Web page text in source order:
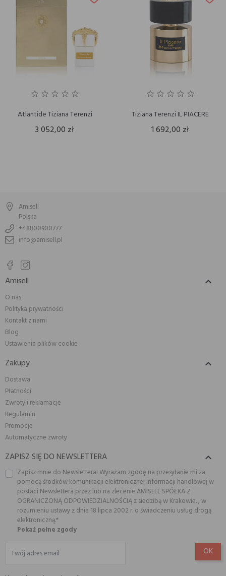
Atlantide Tiziana Terenzi
3 052,00 zł
Tiziana Terenzi IL PIACERE
1 692,00 zł
Amisell
Polska
+48800900777
info@amisell.pl
Amisell 
O nas
Polityka prywatności
Kontakt z nami
Blog
Ustawienia plików cookie
Zakupy 
Dostawa
Płatności
Zwroty i reklamacje
Regulamin
Promocje
Automatyczne zwroty
ZAPISZ SIĘ DO NEWSLETTERA 
Zapisz mnie do Newslettera! Wyrażam zgodę na przesyłanie mi za
pomocą środków komunikacji elektronicznej informacji handlowej w
postaci Newslettera przez lub na zlecenie AMISELL SPÓŁKA Z
OGRANICZONĄ ODPOWIEDZIALNOŚCIĄ z siedzibą w Krakowie. , w
rozumieniu ustawy z dnia 18 lipca 2002 r. o świadczeniu usług drogą
elektroniczną.*
Pokaż pełne zgody